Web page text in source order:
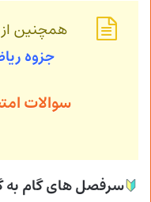
همچنین
جزوه
سوالات
سرفصل های گام به